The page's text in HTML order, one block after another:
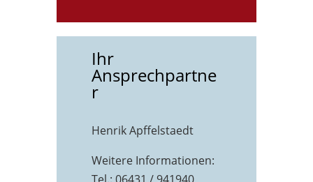
Ihr
Ansprechpartne
r
Henrik Apffelstaedt
Weitere Informationen: